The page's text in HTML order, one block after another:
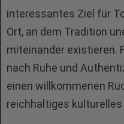
interessantes Ziel für
Ort, an dem Tradition
miteinander existieren.
nach Ruhe und
einen willkommenen
reichhaltiges kulturelles